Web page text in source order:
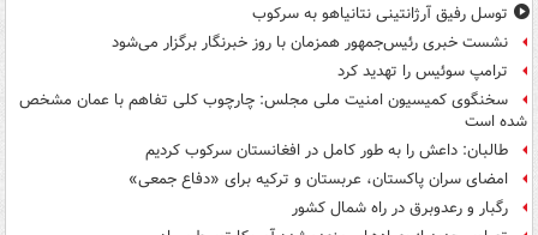
توسل رفیق آرژانتینی نتانیاهو به سرکوب
نشست خبری رئیس‌جمهور همزمان با روز خبرنگار برگزار می‌شود
ترامپ سوئیس را تهدید کرد
سخنگوی کمیسیون امنیت ملی مجلس: چارچوب کلی تفاهم با عمان مشخص
شده است
طالبان: داعش را به طور کامل در افغانستان سرکوب کردیم
امضای سران پاکستان، عربستان و ترکیه برای «دفاع جمعی»
رگبار و رعدوبرق در راه شمال کشور